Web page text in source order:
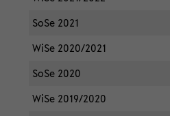
SoSe 2021
WiSe 2020/2021
SoSe 2020
WiSe 2019/2020